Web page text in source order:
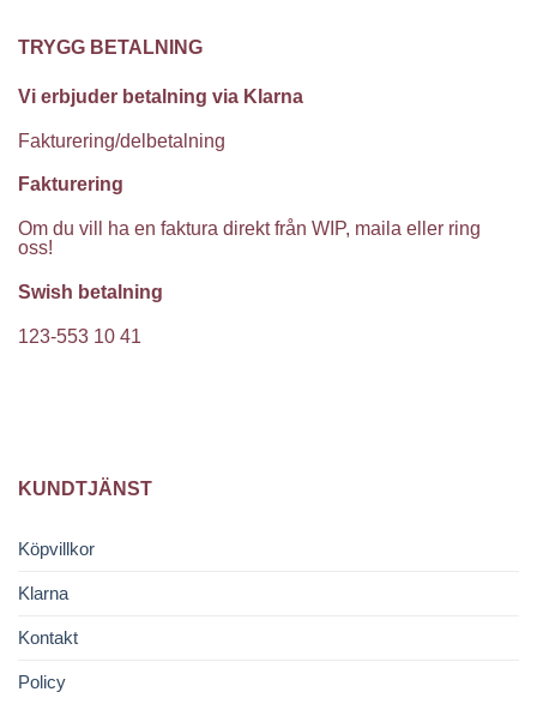
TRYGG BETALNING
Vi erbjuder betalning via Klarna
Fakturering/delbetalning
Fakturering
Om du vill ha en faktura direkt från WIP, maila eller ring
oss!
Swish betalning
123-553 10 41
KUNDTJÄNST
Köpvillkor
Klarna
Kontakt
Policy